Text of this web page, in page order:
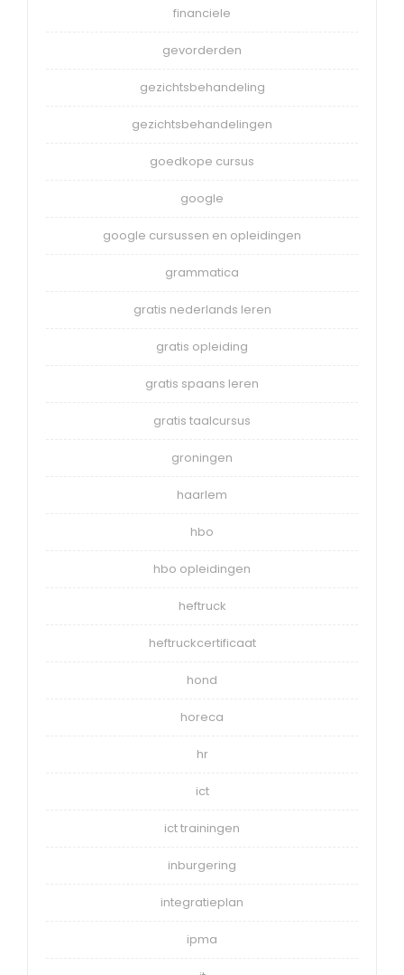
financiele
gevorderden
gezichtsbehandeling
gezichtsbehandelingen
goedkope cursus
google
google cursussen en opleidingen
grammatica
gratis nederlands leren
gratis opleiding
gratis spaans leren
gratis taalcursus
groningen
haarlem
hbo
hbo opleidingen
heftruck
heftruckcertificaat
hond
horeca
hr
ict
ict trainingen
inburgering
integratieplan
ipma